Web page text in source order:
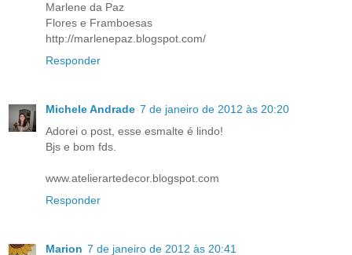
Marlene da Paz
Flores e Framboesas
http://marlenepaz.blogspot.com/
Responder
Michele Andrade 7 de janeiro de 2012 às 20:20
Adorei o post, esse esmalte é lindo!
Bjs e bom fds.
www.atelierartedecor.blogspot.com
Responder
Marion 7 de janeiro de 2012 às 20:41